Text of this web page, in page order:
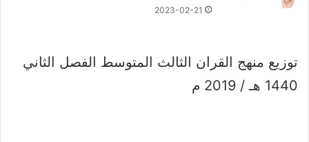
2023-02-21
توزيع منهج القران الثالث المتوسط الفصل الثاني
1440 هـ / 2019 م